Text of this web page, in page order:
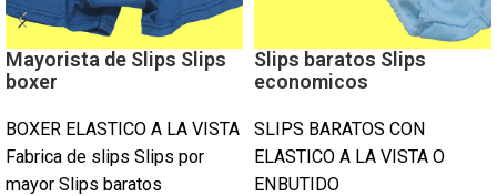
Mayorista de Slips Slips
boxer
BOXER ELASTICO A LA VISTA
Fabrica de slips Slips por
mayor Slips baratos
Slips baratos Slips
economicos
SLIPS BARATOS CON
ELASTICO A LA VISTA O
ENBUTIDO